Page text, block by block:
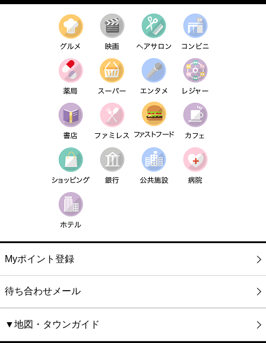
Myポイント登録
待ち合わせメール
▼地図・タウンガイド